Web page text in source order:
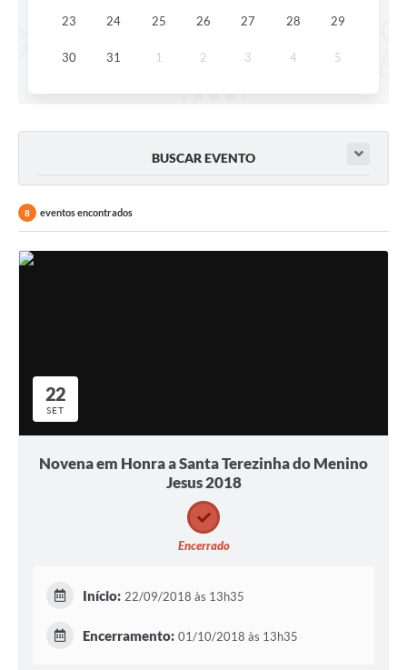
23 24 25 26 27 28 29
30 31 1 2 3 4 5
BUSCAR EVENTO
8 eventos encontrados
22
SET
Novena em Honra a Santa Terezinha do Menino
Jesus 2018
Encerrado
Início: 22/09/2018 às 13h35
Encerramento: 01/10/2018 às 13h35